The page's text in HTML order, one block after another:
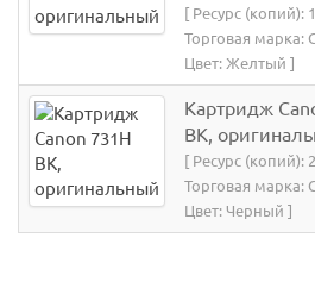
[ Ресурс (копий):
Торговая марка:
Цвет: Желтый ]
Картридж
BK,
[ Ресурс (копий):
Торговая марка:
Цвет: Черный ]